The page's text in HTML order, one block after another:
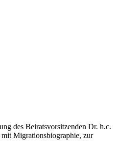
des Beiratsvorsitzenden Dr. h.c.
mit Migrationsbiographie, zur